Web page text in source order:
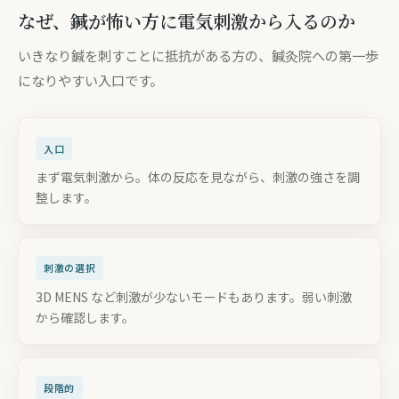
なぜ、鍼が怖い方に電気刺激から入るのか
いきなり鍼を刺すことに抵抗がある方の、鍼灸院への第一歩
になりやすい入口です。
入口
まず電気刺激から。体の反応を見ながら、刺激の強さを調
整します。
刺激の選択
3D MENS など刺激が少ないモードもあります。弱い刺激
から確認します。
段階的